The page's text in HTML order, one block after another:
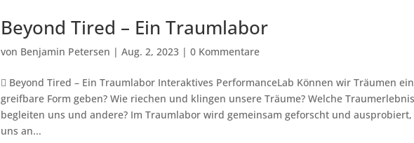
Beyond Tired – Ein Traumlabor
von Benjamin Petersen | Aug. 2, 2023| 0 Kommentare
 Beyond Tired – Ein Traumlabor Interaktives PerformanceLab Können wir Träumen
greifbare Form geben? Wie riechen und klingen unsere Träume? Welche
begleiten uns und andere? Im Traumlabor wird gemeinsam geforscht und
uns an...